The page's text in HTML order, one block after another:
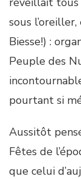
sous
Biesse!) :
Peuple des
pourtant si
Aussitôt
Fêtes de
que celui